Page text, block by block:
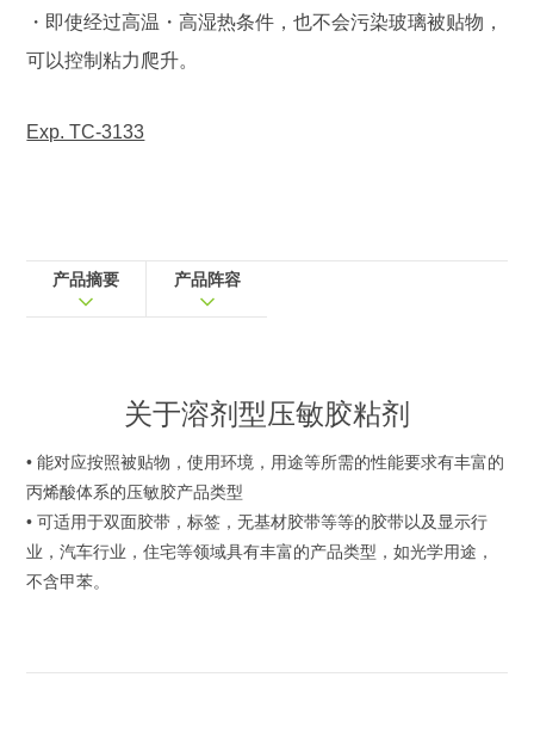
・即使经过高温・高湿热条件，也不会污染玻璃被贴物，
可以控制粘力爬升。
Exp. TC-3133
产品摘要 产品阵容
关于溶剂型压敏胶粘剂
• 能对应按照被贴物，使用环境，用途等所需的性能要求有丰富的
丙烯酸体系的压敏胶产品类型
• 可适用于双面胶带，标签，无基材胶带等等的胶带以及显示行
业，汽车行业，住宅等领域具有丰富的产品类型，如光学用途，
不含甲苯。